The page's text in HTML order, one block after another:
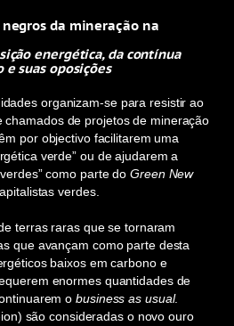
da mineração na
energética, da contínua
e suas oposições
organizam-se para resistir ao
chamados de projetos de mineração
por objectivo facilitarem uma
verde” ou de ajudarem a
como parte doGreen New
verdes.
terras raras que se tornaram
que avançam como parte desta
baixos em carbono e
enormes quantidades de
obusiness as usual.
são consideradas o novo ouro